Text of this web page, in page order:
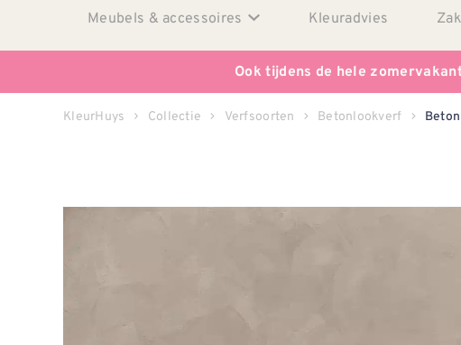
Meubels & accessoires Kleuradvies
Ook tijdens de hele
KleurHuys Collectie Verfsoorten Betonlookverf